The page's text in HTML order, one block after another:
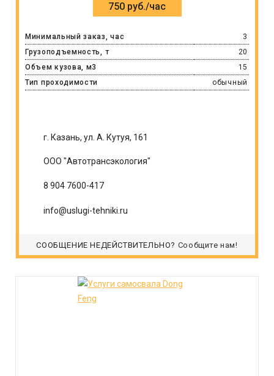
750 руб./час
Минимальный заказ, час
3
Грузоподъемность, т
20
Объем кузова, м3
15
Тип проходимости
обычный
г. Казань, ул. А. Кутуя, 161
ООО "Автотрансэкология"
8 904 7600-417
info@uslugi-tehniki.ru
СООБЩЕНИЕ НЕДЕЙСТВИТЕЛЬНО? Сообщите нам!